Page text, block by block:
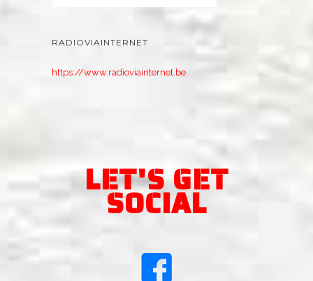
RADIOVIAINTERNET
https://www.radioviainternet.be
LET'S GET
SOCIAL